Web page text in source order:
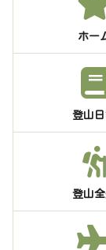
ホー
登山
登山